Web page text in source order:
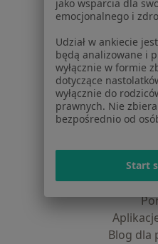
Praca
Dla
Pytania i
Blog dla
jako wsparcia dla
emocjonalnego i
Udział w ankiecie
będą analizowane i
wyłącznie w formie
dotyczące
wyłącznie do
prawnych. Nie
bezpośrednio od
Start